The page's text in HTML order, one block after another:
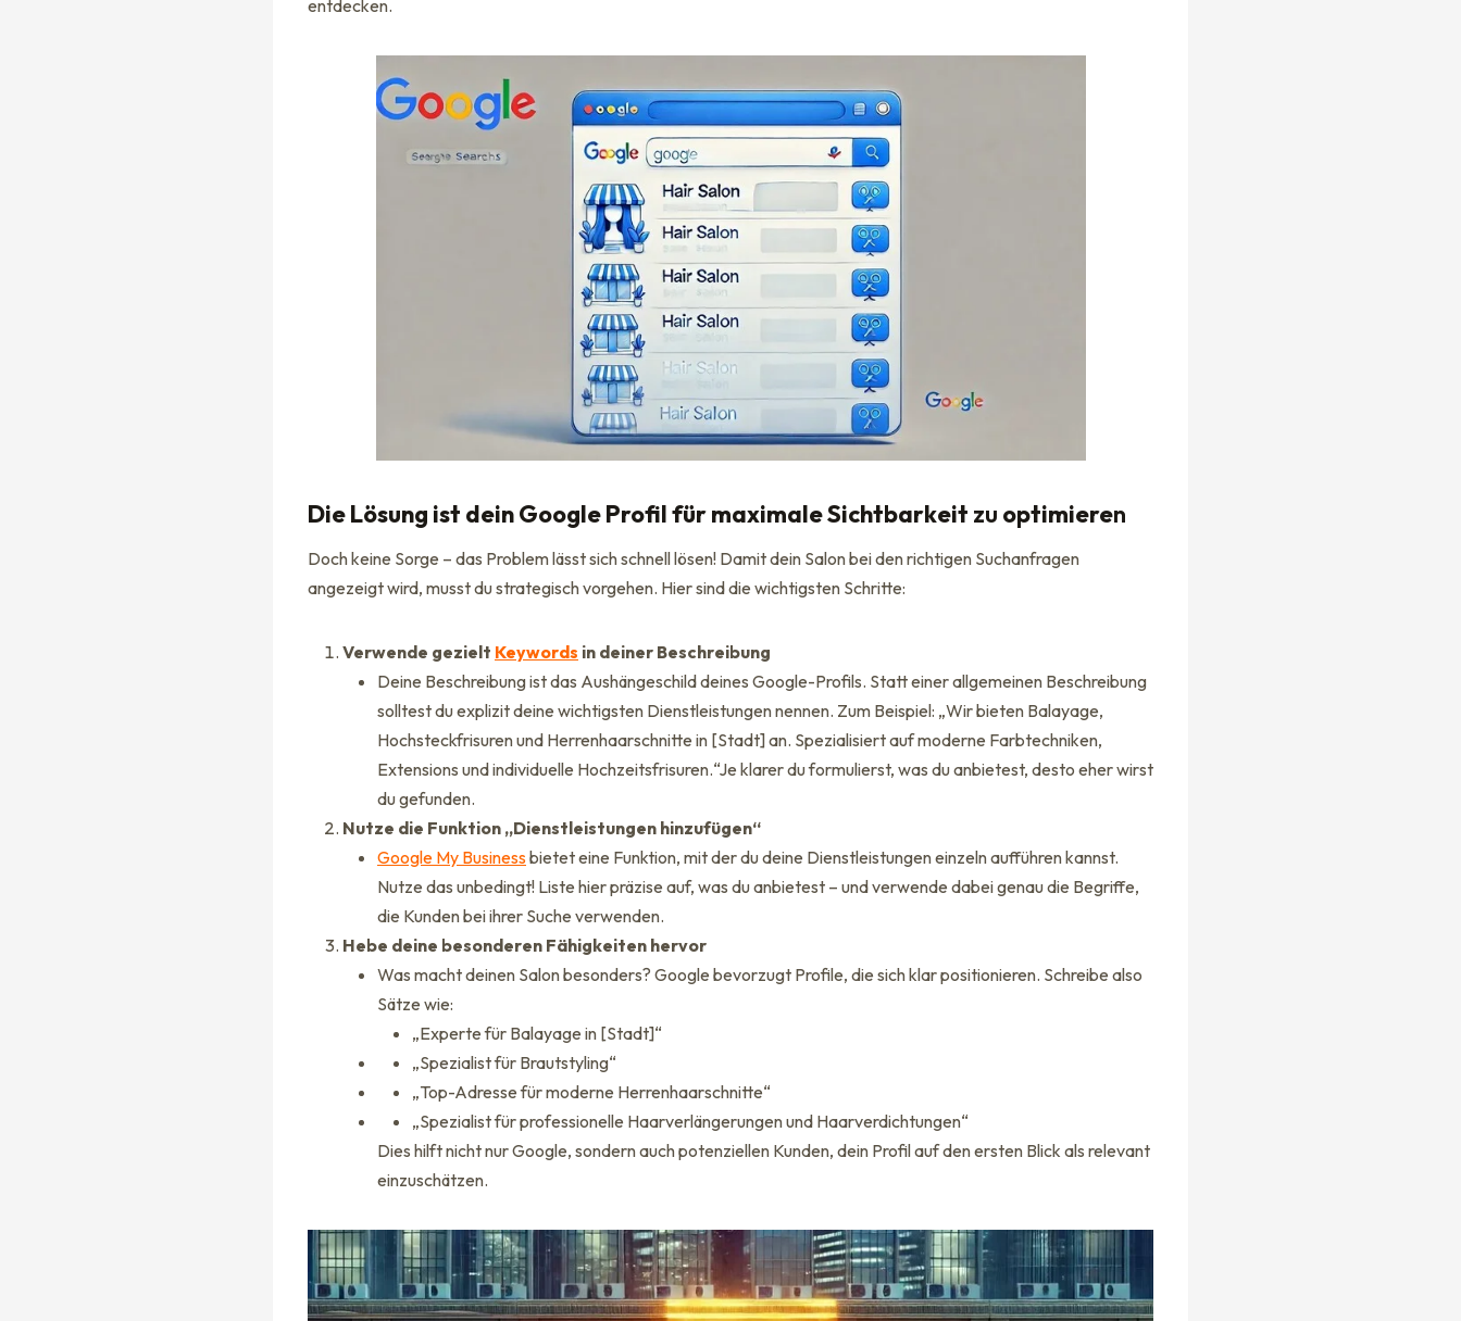
entdecken.
Die Lösung ist dein Google Profil für maximale Sichtbarkeit zu optimieren
Doch keine Sorge – das Problem lässt sich schnell lösen! Damit dein Salon bei den richtigen Suchanfragen
angezeigt wird, musst du strategisch vorgehen. Hier sind die wichtigsten Schritte:
Verwende gezielt Keywords in deiner Beschreibung
Deine Beschreibung ist das Aushängeschild deines Google-Profils. Statt einer allgemeinen Beschreibung
solltest du explizit deine wichtigsten Dienstleistungen nennen. Zum Beispiel: „Wir bieten Balayage,
Hochsteckfrisuren und Herrenhaarschnitte in [Stadt] an. Spezialisiert auf moderne Farbtechniken,
Extensions und individuelle Hochzeitsfrisuren.“Je klarer du formulierst, was du anbietest, desto eher wirst
du gefunden.
Nutze die Funktion „Dienstleistungen hinzufügen“
Google My Businessbietet eine Funktion, mit der du deine Dienstleistungen einzeln aufführen kannst.
Nutze das unbedingt! Liste hier präzise auf, was du anbietest – und verwende dabei genau die Begriffe,
die Kunden bei ihrer Suche verwenden.
Hebe deine besonderen Fähigkeiten hervor
Was macht deinen Salon besonders? Google bevorzugt Profile, die sich klar positionieren. Schreibe also
Sätze wie:
„Experte für Balayage in [Stadt]“
„Spezialist für Brautstyling“
„Top-Adresse für moderne Herrenhaarschnitte“
„Spezialist für professionelle Haarverlängerungen und Haarverdichtungen“
Dies hilft nicht nur Google, sondern auch potenziellen Kunden, dein Profil auf den ersten Blick als relevant
einzuschätzen.